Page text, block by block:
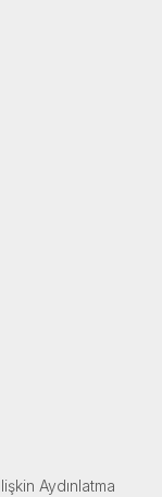
Aydınlatma